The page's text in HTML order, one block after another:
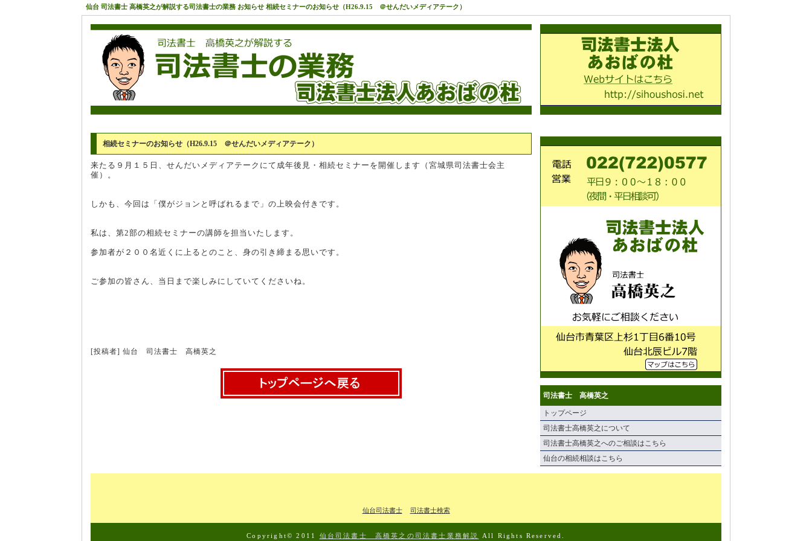
仙台 司法書士 高橋英之が解説する司法書士の業務 お知らせ 相続セミナーのお知らせ（H26.9.15 ＠せんだいメディアテーク）
相続セミナーのお知らせ（H26.9.15 ＠せんだいメディアテーク）
来たる９月１５日、せんだいメディアテークにて成年後見・相続セミナーを開催します（宮城県司法書士会主
催）。
しかも、今回は「僕がジョンと呼ばれるまで」の上映会付きです。
私は、第2部の相続セミナーの講師を担当いたします。
参加者が２００名近くに上るとのこと、身の引き締まる思いです。
ご参加の皆さん、当日まで楽しみにしていてくださいね。
[投稿者] 仙台 司法書士 高橋英之
司法書士 高橋英之
トップページ
司法書士高橋英之について
司法書士高橋英之へのご相談はこちら
仙台の相続相談はこちら
仙台司法書士 司法書士検索
Copyright© 2011 仙台司法書士 高橋英之の司法書士業務解説 All Rights Reserved.